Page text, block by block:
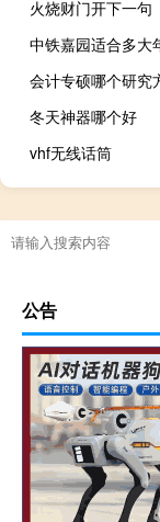
火烧财门开下一句
中铁嘉园适合多大
会计专硕哪个研究
冬天神器哪个好
vhf无线话筒
公告